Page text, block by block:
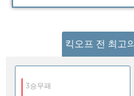
킥오프 전 최고
3승무패